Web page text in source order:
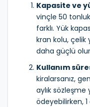
Kapasite ve
vinçle 50
farklı. Yük
kran kolu, çelik
daha güçlü
Kullanım
kiralarsanız,
aylık sözleşme
ödeyebilirken, 1